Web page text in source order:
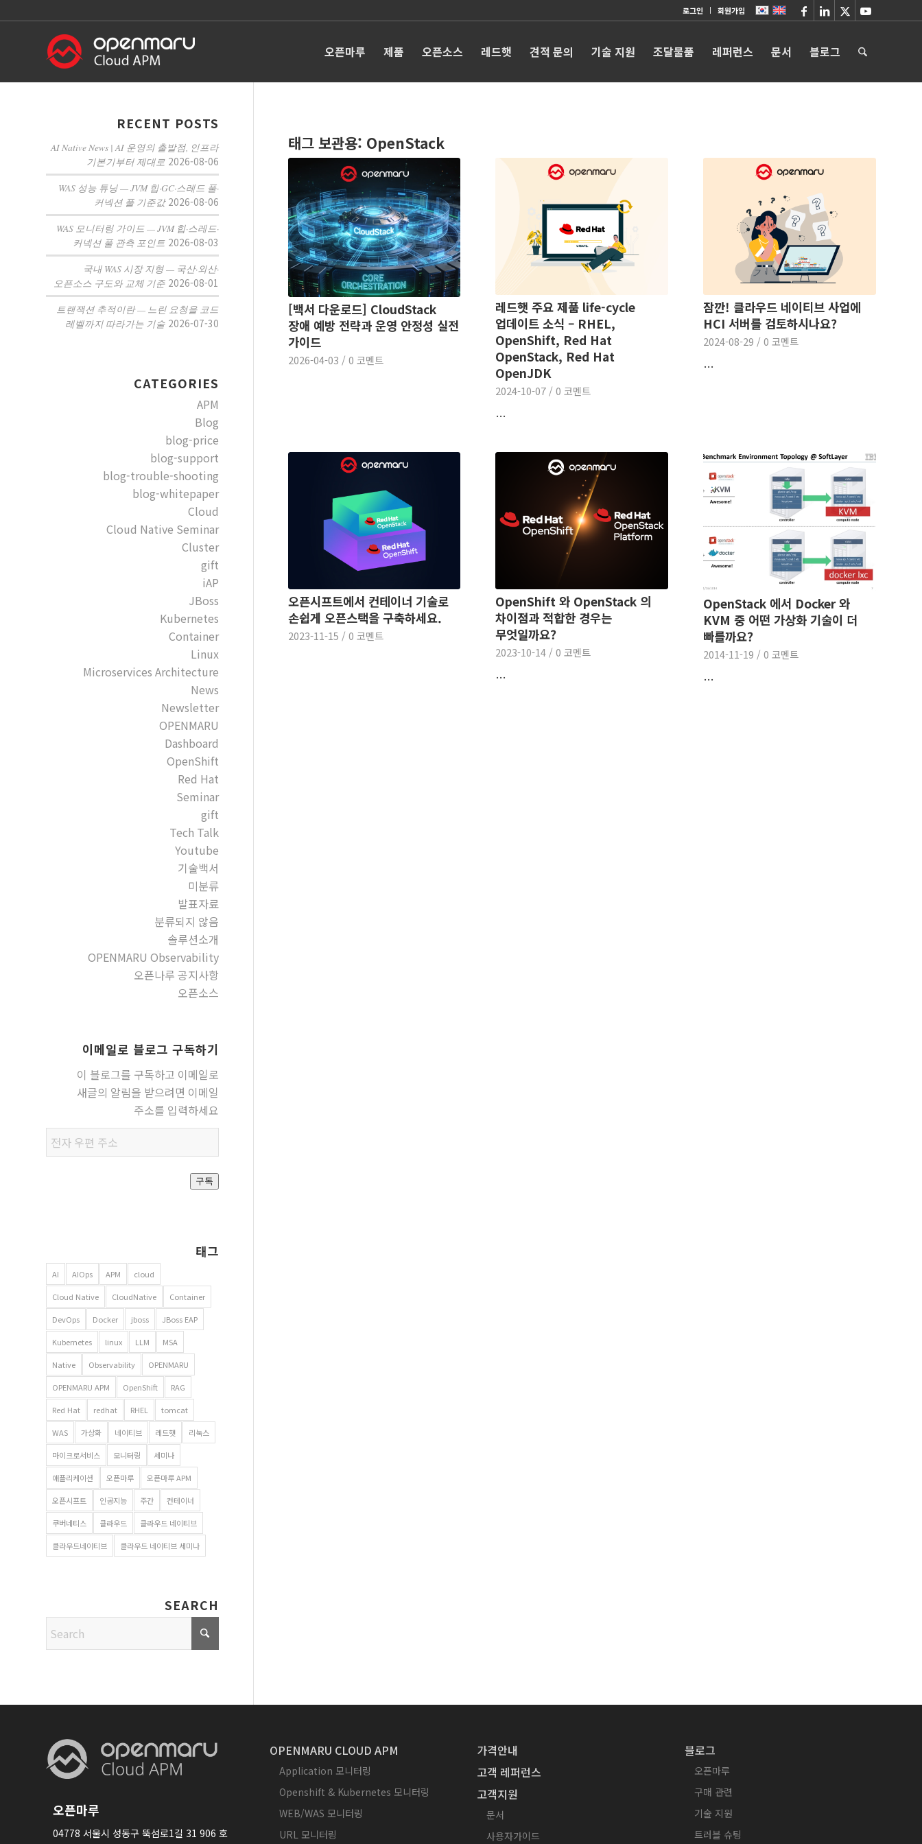
로그인 회원가입
오픈마루 제품 오픈소스 레드햇 견적 문의 기술 지원 조달물품 레퍼런스 문서 블로그
태그 보관용: OpenStack
[백서 다운로드] CloudStack
장애 예방 전략과 운영 안정성 실전
가이드
2026-04-03 / 0 코멘트
레드햇 주요 제품 life-cycle
업데이트 소식 – RHEL,
OpenShift, Red Hat
OpenStack, Red Hat
OpenJDK
2024-10-07 / 0 코멘트
…
잠깐! 클라우드 네이티브 사업에
HCI 서버를 검토하시나요?
2024-08-29 / 0 코멘트
…
오픈시프트에서 컨테이너 기술로
손쉽게 오픈스택을 구축하세요.
2023-11-15 / 0 코멘트
OpenShift 와 OpenStack 의
차이점과 적합한 경우는
무엇일까요?
2023-10-14 / 0 코멘트
…
OpenStack 에서 Docker 와
KVM 중 어떤 가상화 기술이 더
빠를까요?
2014-11-19 / 0 코멘트
…
RECENT POSTS
AI Native News | AI 운영의 출발점, 인프라
기본기부터 제대로 2026-08-06
WAS 성능 튜닝 — JVM 힙·GC·스레드 풀·
커넥션 풀 기준값 2026-08-06
WAS 모니터링 가이드 — JVM 힙·스레드·
커넥션 풀 관측 포인트 2026-08-03
국내 WAS 시장 지형 — 국산·외산·
오픈소스 구도와 교체 기준 2026-08-01
트랜잭션 추적이란 — 느린 요청을 코드
레벨까지 따라가는 기술 2026-07-30
CATEGORIES
APM
Blog
blog-price
blog-support
blog-trouble-shooting
blog-whitepaper
Cloud
Cloud Native Seminar
Cluster
gift
iAP
JBoss
Kubernetes
Container
Linux
Microservices Architecture
News
Newsletter
OPENMARU
Dashboard
OpenShift
Red Hat
Seminar
gift
Tech Talk
Youtube
기술백서
미분류
발표자료
분류되지 않음
솔루션소개
OPENMARU Observability
오픈나루 공지사항
오픈소스
이메일로 블로그 구독하기
이 블로그를 구독하고 이메일로
새글의 알림을 받으려면 이메일
주소를 입력하세요
우편
주소
구독
태그
AI AIOps APM cloud
Cloud Native CloudNative Container
DevOps Docker jboss JBoss EAP
Kubernetes linux LLM MSA
Native Observability OPENMARU
OPENMARU APM OpenShift RAG
Red Hat redhat RHEL tomcat
WAS 가상화 네이티브 레드햇 리눅스
마이크로서비스 모니터링 세미나
애플리케이션 오픈마루 오픈마루 APM
오픈시프트 인공지능 주간 컨테이너
쿠버네티스 클라우드 클라우드 네이티브
클라우드네이티브 클라우드 네이티브 세미나
SEARCH
오픈마루
04778 서울시 성동구 뚝섬로1길 31 906 호
OPENMARU CLOUD APM
Application 모니터링
Openshift & Kubernetes 모니터링
WEB/WAS 모니터링
URL 모니터링
가격안내
고객 레퍼런스
고객지원
문서
사용자가이드
블로그
오픈마루
구매 관련
기술 지원
트러블 슈팅